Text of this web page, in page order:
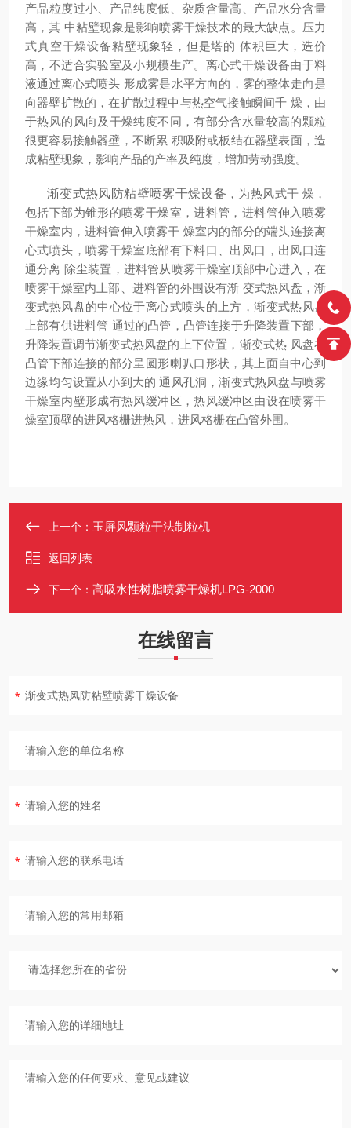
产品粒度过小、产品纯度低、杂质含量高、产品水分含量
高，其 中粘壁现象是影响喷雾干燥技术的最大缺点。压力
式真空干燥设备粘壁现象轻，但是塔的 体积巨大，造价
高，不适合实验室及小规模生产。离心式干燥设备由于料
液通过离心式喷头 形成雾是水平方向的，雾的整体走向是
向器壁扩散的，在扩散过程中与热空气接触瞬间千 燥，由
于热风的风向及干燥纯度不同，有部分含水量较高的颗粒
很更容易接触器壁，不断累 积吸附或板结在器壁表面，造
成粘壁现象，影响产品的产率及纯度，增加劳动强度。
渐变式热风防粘壁喷雾干燥设备 ，为热风式干 燥，
包括下部为锥形的喷雾干燥室，进料管，进料管伸入喷雾
干燥室内，进料管伸入喷雾干 燥室内的部分的端头连接离
心式喷头，喷雾干燥室底部有下料口、出风口，出风口连
通分离 除尘装置，进料管从喷雾干燥室顶部中心进入，在
喷雾干燥室内上部、进料管的外围设有渐 变式热风盘，渐
变式热风盘的中心位于离心式喷头的上方，渐变式热风盘
上部有供进料管 通过的凸管，凸管连接于升降装置下部，
升降装置调节渐变式热风盘的上下位置，渐变式热 风盘在
凸管下部连接的部分呈圆形喇叭口形状，其上面自中心到
边缘均匀设置从小到大的 通风孔洞，渐变式热风盘与喷雾
干燥室内壁形成有热风缓冲区，热风缓冲区由设在喷雾干
燥室顶壁的进风格栅进热风，进风格栅在凸管外围。
上一个： 玉屏风颗粒干法制粒机
返回列表
下一个： 高吸水性树脂喷雾干燥机LPG-2000
在线留言